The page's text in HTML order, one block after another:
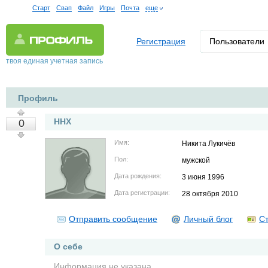
Старт Свап Файл Игры Почта еще
твоя единая учетная запись
Регистрация Пользователи
Профиль
0 HHX
Имя: Никита Лукичёв
Пол: мужской
Дата рождения: 3 июня 1996
Дата регистрации: 28 октября 2010
Отправить сообщение Личный блог
О себе